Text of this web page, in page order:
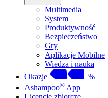
Multimedia
System
Produktywność
Bezpieczeństwo
Gry
Aplikacje Mobilne
Wiedza i nauka
Okazje
%
Ashampoo® App